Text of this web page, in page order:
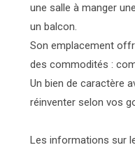
une salle à manger
un balcon.
Son emplacement
des commodités :
Un bien de caractère
réinventer selon vos
Les informations sur